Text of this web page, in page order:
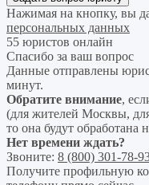
Нажимая на кнопку, вы
персональных данных
55 юристов онлайн
Спасибо за ваш вопрос
Данные отправлены
минут.
Обратите внимание,
(для жителей Москвы,
то она будут обработана
Нет времени ждать?
Звоните: 8 (800) 301-78-
Получите профильную